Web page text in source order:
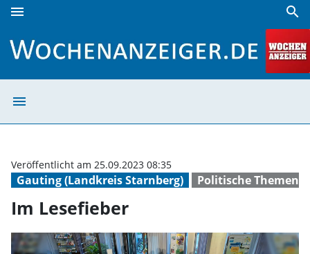
menu search
menu
Gauting (Landkreis Starnberg) Politische Themen
Veröffentlicht am 25.09.2023 08:35
Im Lesefieber